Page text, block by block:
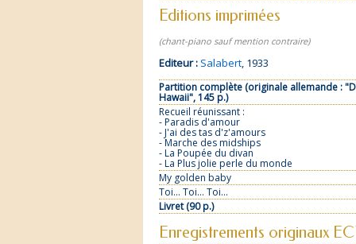
Editions imprimées
(chant-piano sauf mention contraire)
Editeur : Salabert, 1933
Partition complète (originale allemande :
Hawaii", 145 p.)
Recueil réunissant :
- Paradis d'amour
- J'ai des tas d'z'amours
- Marche des midships
- La Poupée du divan
- La Plus jolie perle du monde
My golden baby
Toi... Toi... Toi...
Livret (90 p.)
Enregistrements originaux